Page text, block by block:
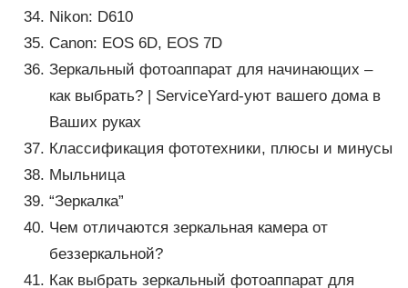
Nikon: D610
Canon: EOS 6D, EOS 7D
Зеркальный фотоаппарат для начинающих –
как выбрать? | ServiceYard-уют вашего дома в
Ваших руках
Классификация фототехники, плюсы и минусы
Мыльница
“Зеркалка”
Чем отличаются зеркальная камера от
беззеркальной?
Как выбрать зеркальный фотоаппарат для